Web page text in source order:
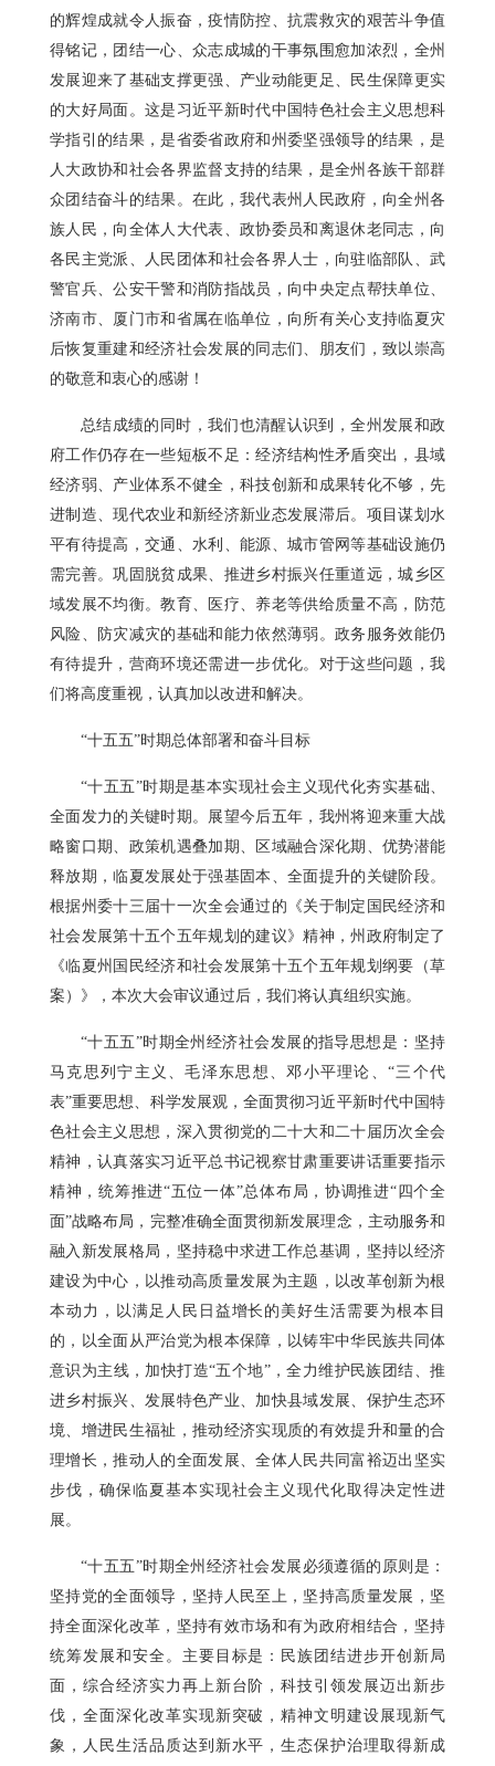
的辉煌成就令人振奋，疫情防控、抗震救灾的艰苦斗争值
得铭记，团结一心、众志成城的干事氛围愈加浓烈，全州
发展迎来了基础支撑更强、产业动能更足、民生保障更实
的大好局面。这是习近平新时代中国特色社会主义思想科
学指引的结果，是省委省政府和州委坚强领导的结果，是
人大政协和社会各界监督支持的结果，是全州各族干部群
众团结奋斗的结果。在此，我代表州人民政府，向全州各
族人民，向全体人大代表、政协委员和离退休老同志，向
各民主党派、人民团体和社会各界人士，向驻临部队、武
警官兵、公安干警和消防指战员，向中央定点帮扶单位、
济南市、厦门市和省属在临单位，向所有关心支持临夏灾
后恢复重建和经济社会发展的同志们、朋友们，致以崇高
的敬意和衷心的感谢！
总结成绩的同时，我们也清醒认识到，全州发展和政
府工作仍存在一些短板不足：经济结构性矛盾突出，县域
经济弱、产业体系不健全，科技创新和成果转化不够，先
进制造、现代农业和新经济新业态发展滞后。项目谋划水
平有待提高，交通、水利、能源、城市管网等基础设施仍
需完善。巩固脱贫成果、推进乡村振兴任重道远，城乡区
域发展不均衡。教育、医疗、养老等供给质量不高，防范
风险、防灾减灾的基础和能力依然薄弱。政务服务效能仍
有待提升，营商环境还需进一步优化。对于这些问题，我
们将高度重视，认真加以改进和解决。
“十五五”时期总体部署和奋斗目标
“十五五”时期是基本实现社会主义现代化夯实基础、
全面发力的关键时期。展望今后五年，我州将迎来重大战
略窗口期、政策机遇叠加期、区域融合深化期、优势潜能
释放期，临夏发展处于强基固本、全面提升的关键阶段。
根据州委十三届十一次全会通过的《关于制定国民经济和
社会发展第十五个五年规划的建议》精神，州政府制定了
《临夏州国民经济和社会发展第十五个五年规划纲要（草
案）》，本次大会审议通过后，我们将认真组织实施。
“十五五”时期全州经济社会发展的指导思想是：坚持
马克思列宁主义、毛泽东思想、邓小平理论、“三个代
表”重要思想、科学发展观，全面贯彻习近平新时代中国特
色社会主义思想，深入贯彻党的二十大和二十届历次全会
精神，认真落实习近平总书记视察甘肃重要讲话重要指示
精神，统筹推进“五位一体”总体布局，协调推进“四个全
面”战略布局，完整准确全面贯彻新发展理念，主动服务和
融入新发展格局，坚持稳中求进工作总基调，坚持以经济
建设为中心，以推动高质量发展为主题，以改革创新为根
本动力，以满足人民日益增长的美好生活需要为根本目
的，以全面从严治党为根本保障，以铸牢中华民族共同体
意识为主线，加快打造“五个地”，全力维护民族团结、推
进乡村振兴、发展特色产业、加快县域发展、保护生态环
境、增进民生福祉，推动经济实现质的有效提升和量的合
理增长，推动人的全面发展、全体人民共同富裕迈出坚实
步伐，确保临夏基本实现社会主义现代化取得决定性进
展。
“十五五”时期全州经济社会发展必须遵循的原则是：
坚持党的全面领导，坚持人民至上，坚持高质量发展，坚
持全面深化改革，坚持有效市场和有为政府相结合，坚持
统筹发展和安全。主要目标是：民族团结进步开创新局
面，综合经济实力再上新台阶，科技引领发展迈出新步
伐，全面深化改革实现新突破，精神文明建设展现新气
象，人民生活品质达到新水平，生态保护治理取得新成